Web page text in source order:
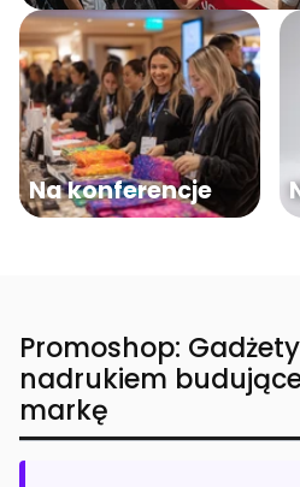
Na konferencje
Promoshop:
nadrukiem
markę